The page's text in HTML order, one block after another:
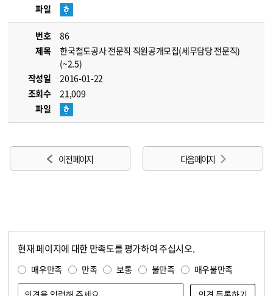
파일
번호
86
제목
한국철도공사 전문직 직원공개모집(세무담당 전문직)
(~2.5)
작성일
2016-01-22
조회수
21,009
파일
이전 페이지 다음 페이지
현재 페이지에 대한 만족도를 평가하여 주십시오.
매우만족 만족 보통 불만족 매우불만족